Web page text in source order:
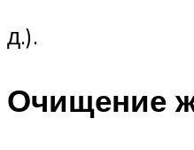
д.).
Очищение